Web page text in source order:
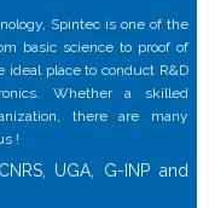
Spintec is one of the
basic science to proof of
ideal place to conduct R&D
Whether a skilled
there are many
!
UGA, G-INP and